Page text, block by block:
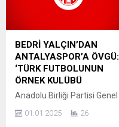
BEDRİ YALÇIN’DAN
ANTALYASPOR’A ÖVGÜ:
‘TÜRK FUTBOLUNUN
ÖRNEK KULÜBÜ
Anadolu Birliği Partisi Genel
Antalyaspor Başkanı Sinan
01.01.2025 26